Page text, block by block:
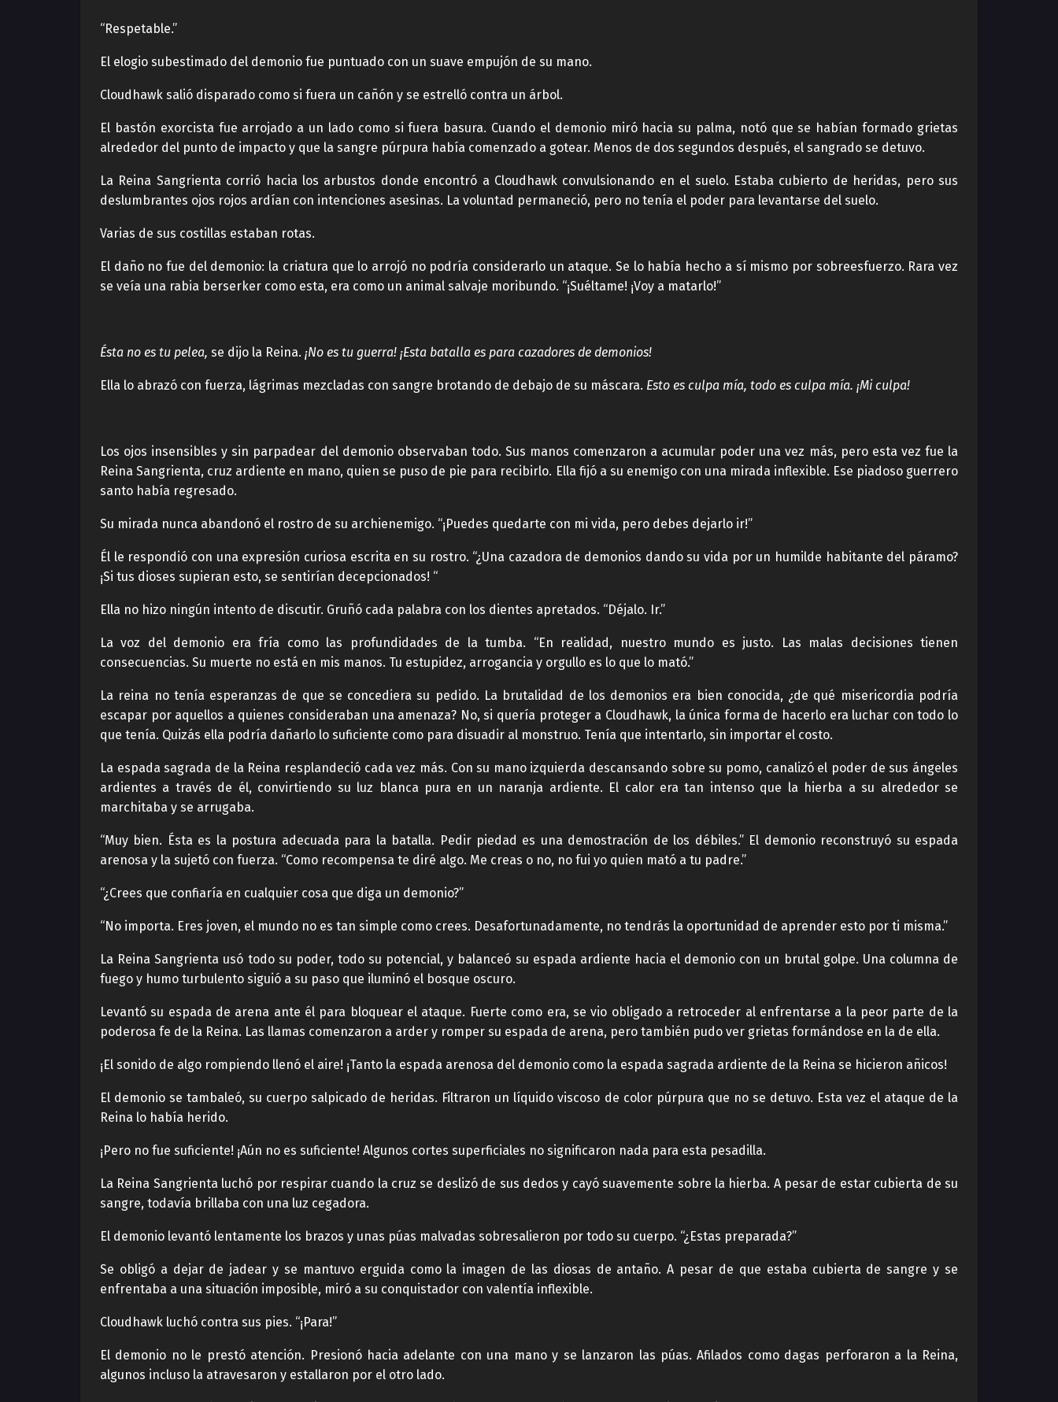
“Respetable.”
El elogio subestimado del demonio fue puntuado con un suave empujón de su mano.
Cloudhawk salió disparado como si fuera un cañón y se estrelló contra un árbol.
El bastón exorcista fue arrojado a un lado como si fuera basura. Cuando el demonio miró hacia su palma, notó que se habían formado grietas
alrededor del punto de impacto y que la sangre púrpura había comenzado a gotear. Menos de dos segundos después, el sangrado se detuvo.
La Reina Sangrienta corrió hacia los arbustos donde encontró a Cloudhawk convulsionando en el suelo. Estaba cubierto de heridas, pero sus
deslumbrantes ojos rojos ardían con intenciones asesinas. La voluntad permaneció, pero no tenía el poder para levantarse del suelo.
Varias de sus costillas estaban rotas.
El daño no fue del demonio: la criatura que lo arrojó no podría considerarlo un ataque. Se lo había hecho a sí mismo por sobreesfuerzo. Rara vez
se veía una rabia berserker como esta, era como un animal salvaje moribundo. “¡Suéltame! ¡Voy a matarlo!”
Ésta no es tu pelea, se dijo la Reina. ¡No es tu guerra! ¡Esta batalla es para cazadores de demonios!
Ella lo abrazó con fuerza, lágrimas mezcladas con sangre brotando de debajo de su máscara. Esto es culpa mía, todo es culpa mía. ¡Mi culpa!
Los ojos insensibles y sin parpadear del demonio observaban todo. Sus manos comenzaron a acumular poder una vez más, pero esta vez fue la
Reina Sangrienta, cruz ardiente en mano, quien se puso de pie para recibirlo. Ella fijó a su enemigo con una mirada inflexible. Ese piadoso guerrero
santo había regresado.
Su mirada nunca abandonó el rostro de su archienemigo. “¡Puedes quedarte con mi vida, pero debes dejarlo ir!”
Él le respondió con una expresión curiosa escrita en su rostro. “¿Una cazadora de demonios dando su vida por un humilde habitante del páramo?
¡Si tus dioses supieran esto, se sentirían decepcionados! “
Ella no hizo ningún intento de discutir. Gruñó cada palabra con los dientes apretados. “Déjalo. Ir.”
La voz del demonio era fría como las profundidades de la tumba. “En realidad, nuestro mundo es justo. Las malas decisiones tienen
consecuencias. Su muerte no está en mis manos. Tu estupidez, arrogancia y orgullo es lo que lo mató.”
La reina no tenía esperanzas de que se concediera su pedido. La brutalidad de los demonios era bien conocida, ¿de qué misericordia podría
escapar por aquellos a quienes consideraban una amenaza? No, si quería proteger a Cloudhawk, la única forma de hacerlo era luchar con todo lo
que tenía. Quizás ella podría dañarlo lo suficiente como para disuadir al monstruo. Tenía que intentarlo, sin importar el costo.
La espada sagrada de la Reina resplandeció cada vez más. Con su mano izquierda descansando sobre su pomo, canalizó el poder de sus ángeles
ardientes a través de él, convirtiendo su luz blanca pura en un naranja ardiente. El calor era tan intenso que la hierba a su alrededor se
marchitaba y se arrugaba.
“Muy bien. Ésta es la postura adecuada para la batalla. Pedir piedad es una demostración de los débiles.” El demonio reconstruyó su espada
arenosa y la sujetó con fuerza. “Como recompensa te diré algo. Me creas o no, no fui yo quien mató a tu padre.”
“¿Crees que confiaría en cualquier cosa que diga un demonio?”
“No importa. Eres joven, el mundo no es tan simple como crees. Desafortunadamente, no tendrás la oportunidad de aprender esto por ti misma.”
La Reina Sangrienta usó todo su poder, todo su potencial, y balanceó su espada ardiente hacia el demonio con un brutal golpe. Una columna de
fuego y humo turbulento siguió a su paso que iluminó el bosque oscuro.
Levantó su espada de arena ante él para bloquear el ataque. Fuerte como era, se vio obligado a retroceder al enfrentarse a la peor parte de la
poderosa fe de la Reina. Las llamas comenzaron a arder y romper su espada de arena, pero también pudo ver grietas formándose en la de ella.
¡El sonido de algo rompiendo llenó el aire! ¡Tanto la espada arenosa del demonio como la espada sagrada ardiente de la Reina se hicieron añicos!
El demonio se tambaleó, su cuerpo salpicado de heridas. Filtraron un líquido viscoso de color púrpura que no se detuvo. Esta vez el ataque de la
Reina lo había herido.
¡Pero no fue suficiente! ¡Aún no es suficiente! Algunos cortes superficiales no significaron nada para esta pesadilla.
La Reina Sangrienta luchó por respirar cuando la cruz se deslizó de sus dedos y cayó suavemente sobre la hierba. A pesar de estar cubierta de su
sangre, todavía brillaba con una luz cegadora.
El demonio levantó lentamente los brazos y unas púas malvadas sobresalieron por todo su cuerpo. “¿Estas preparada?”
Se obligó a dejar de jadear y se mantuvo erguida como la imagen de las diosas de antaño. A pesar de que estaba cubierta de sangre y se
enfrentaba a una situación imposible, miró a su conquistador con valentía inflexible.
Cloudhawk luchó contra sus pies. “¡Para!”
El demonio no le prestó atención. Presionó hacia adelante con una mano y se lanzaron las púas. Afilados como dagas perforaron a la Reina,
algunos incluso la atravesaron y estallaron por el otro lado.